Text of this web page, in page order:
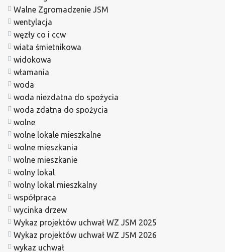
Walne Zgromadzenie JSM
wentylacja
węzły co i ccw
wiata śmietnikowa
widokowa
włamania
woda
woda niezdatna do spożycia
woda zdatna do spożycia
wolne
wolne lokale mieszkalne
wolne mieszkania
wolne mieszkanie
wolny lokal
wolny lokal mieszkalny
współpraca
wycinka drzew
Wykaz projektów uchwał WZ JSM 2025
Wykaz projektów uchwał WZ JSM 2026
wykaz uchwał